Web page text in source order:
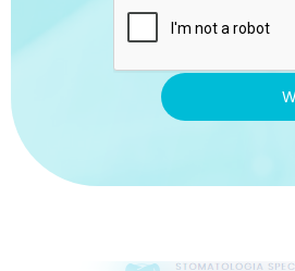
Administratorem podanych
osobowych za pomocą formularza
"TWOJA FIRMA " z siedzibą w ADRES
drogę kontaktu z nami za pomocą
jednocześnie wyraża Pani/Pan zgodę
danych osobowych takich jak: imię,
mailowy i telefon. Ma Pan/Pani prawo
osobowych, ich sprostowania,
przetwarzania, a także